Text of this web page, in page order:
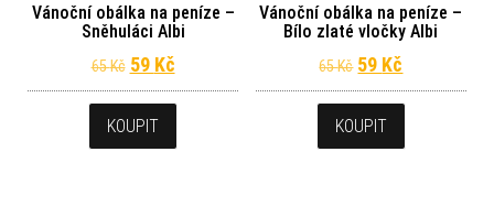
Vánoční obálka na peníze –
Sněhuláci Albi
65Kč Původní cena byla: 65 Kč.
59 KčAktuální cena je: 59 Kč.
KOUPIT
Vánoční obálka na peníze –
Bílo zlaté vločky Albi
65Kč Původní cena
59 Kč
KOUPIT